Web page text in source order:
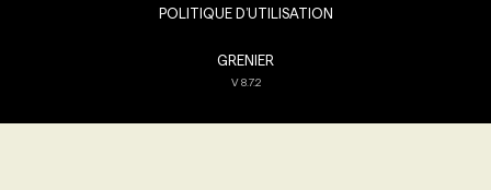
POLITIQUE D’UTILISATION
GRENIER
V8.7.2